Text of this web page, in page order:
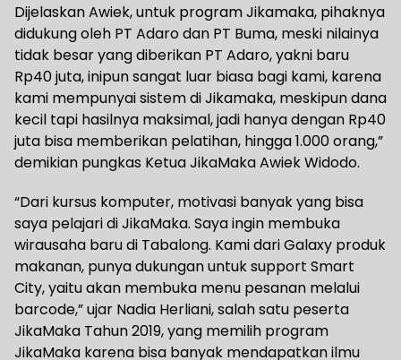
Dijelaskan Awiek, untuk program Jikamaka, pihaknya
didukung oleh PT Adaro dan PT Buma, meski nilainya
tidak besar yang diberikan PT Adaro, yakni baru
Rp40 juta, inipun sangat luar biasa bagi kami, karena
kami mempunyai sistem di Jikamaka, meskipun dana
kecil tapi hasilnya maksimal, jadi hanya dengan Rp40
juta bisa memberikan pelatihan, hingga 1.000 orang,”
demikian pungkas Ketua JikaMaka Awiek Widodo.
“Dari kursus komputer, motivasi banyak yang bisa
saya pelajari di JikaMaka. Saya ingin membuka
wirausaha baru di Tabalong. Kami dari Galaxy produk
makanan, punya dukungan untuk support Smart
City, yaitu akan membuka menu pesanan melalui
barcode,” ujar Nadia Herliani, salah satu peserta
JikaMaka Tahun 2019, yang memilih program
JikaMaka karena bisa banyak mendapatkan ilmu